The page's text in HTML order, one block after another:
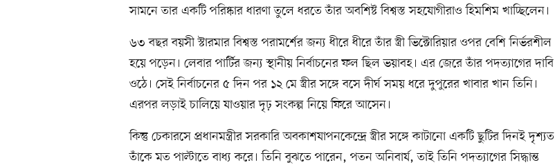
সামনে তার একটি পরিষ্কার ধারণা তুলে ধরতে তাঁর অবশিষ্ট বিশ্বস্ত সহযোগীরাও হিমশিম খাচ্ছিলেন।
৬৩ বছর বয়সী স্টারমার বিশ্বস্ত পরামর্শের জন্য ধীরে ধীরে তাঁর স্ত্রী ভিক্টোরিয়ার ওপর বেশি নির্ভরশীল
হয়ে পড়েন। লেবার পার্টির জন্য স্থানীয় নির্বাচনের ফল ছিল ভয়াবহ। এর জেরে তাঁর পদত্যাগের দাবি
ওঠে। সেই নির্বাচনের ৫ দিন পর ১২ মে স্ত্রীর সঙ্গে বসে দীর্ঘ সময় ধরে দুপুরের খাবার খান তিনি।
এরপর লড়াই চালিয়ে যাওয়ার দৃঢ় সংকল্প নিয়ে ফিরে আসেন।
কিন্তু চেকারসে প্রধানমন্ত্রীর সরকারি অবকাশযাপনকেন্দ্রে স্ত্রীর সঙ্গে কাটানো একটি ছুটির দিনই দৃশ্যত
তাঁকে মত পাল্টাতে বাধ্য করে। তিনি বুঝতে পারেন, পতন অনিবার্য, তাই তিনি পদত্যাগের সিদ্ধান্ত